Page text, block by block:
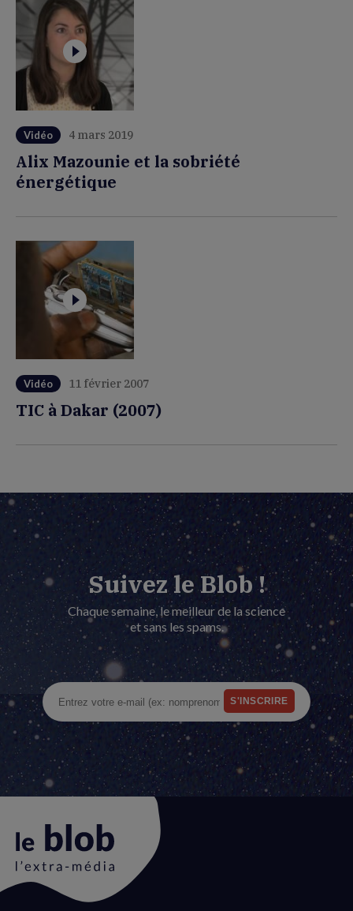
Vidéo 4 mars 2019
Alix Mazounie et la sobriété
énergétique
Vidéo 11 février 2007
TIC à Dakar (2007)
Suivez le Blob !
Chaque semaine, le meilleur de la science
et sans les spams.